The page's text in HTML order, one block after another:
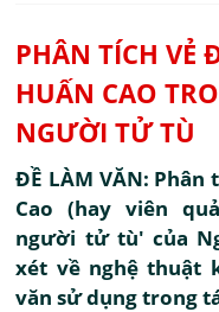
PHÂN TÍCH VẺ
HUẤN CAO
NGƯỜI TỬ TÙ
ĐỀ LÀM VĂN: Phân
Cao (hay viên
người tử tù' của
xét về nghệ thuật
văn sử dụng trong